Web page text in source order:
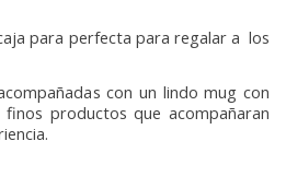
para perfecta para regalar a los
con un lindo mug con
productos que acompañaran